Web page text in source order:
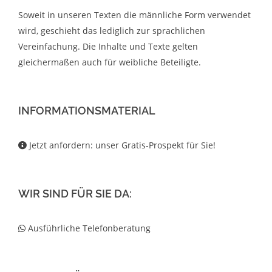
Soweit in unseren Texten die männliche Form verwendet
wird, geschieht das lediglich zur sprachlichen
Vereinfachung. Die Inhalte und Texte gelten
gleichermaßen auch für weibliche Beteiligte.
INFORMATIONSMATERIAL
Jetzt anfordern: unser Gratis-Prospekt für Sie!
WIR SIND FÜR SIE DA:
Ausführliche Telefonberatung